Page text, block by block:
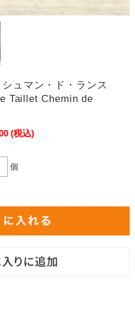
ュマン・ド・ランス
Taillet Chemin de
(税込)
個